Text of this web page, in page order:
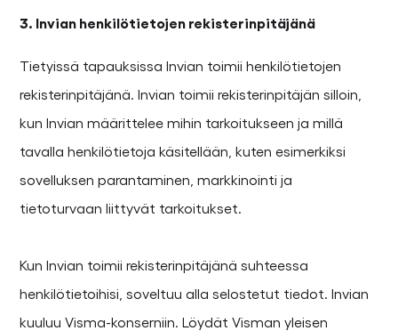
3. Invian henkilötietojen rekisterinpitäjänä
Tietyissä tapauksissa Invian toimii henkilötietojen
rekisterinpitäjänä. Invian toimii rekisterinpitäjän silloin,
kun Invian määrittelee mihin tarkoitukseen ja millä
tavalla henkilötietoja käsitellään, kuten esimerkiksi
sovelluksen parantaminen, markkinointi ja
tietoturvaan liittyvät tarkoitukset.
Kun Invian toimii rekisterinpitäjänä suhteessa
henkilötietoihisi, soveltuu alla selostetut tiedot. Invian
kuuluu Visma-konserniin. Löydät Visman yleisen